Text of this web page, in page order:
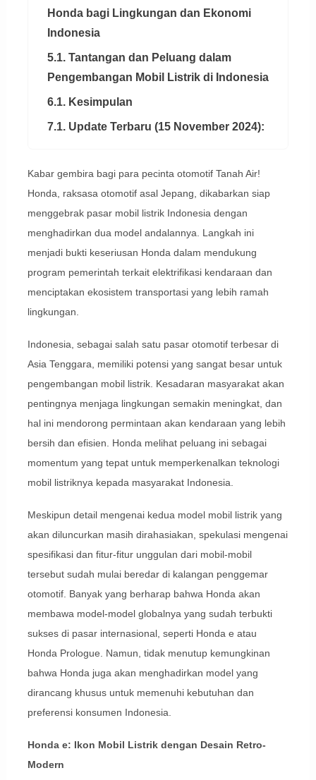
Honda bagi Lingkungan dan Ekonomi
Indonesia
5.1. Tantangan dan Peluang dalam
Pengembangan Mobil Listrik di Indonesia
6.1. Kesimpulan
7.1. Update Terbaru (15 November 2024):
Kabar gembira bagi para pecinta otomotif Tanah Air!
Honda, raksasa otomotif asal Jepang, dikabarkan siap
menggebrak pasar mobil listrik Indonesia dengan
menghadirkan dua model andalannya. Langkah ini
menjadi bukti keseriusan Honda dalam mendukung
program pemerintah terkait elektrifikasi kendaraan dan
menciptakan ekosistem transportasi yang lebih ramah
lingkungan.
Indonesia, sebagai salah satu pasar otomotif terbesar di
Asia Tenggara, memiliki potensi yang sangat besar untuk
pengembangan mobil listrik. Kesadaran masyarakat akan
pentingnya menjaga lingkungan semakin meningkat, dan
hal ini mendorong permintaan akan kendaraan yang lebih
bersih dan efisien. Honda melihat peluang ini sebagai
momentum yang tepat untuk memperkenalkan teknologi
mobil listriknya kepada masyarakat Indonesia.
Meskipun detail mengenai kedua model mobil listrik yang
akan diluncurkan masih dirahasiakan, spekulasi mengenai
spesifikasi dan fitur-fitur unggulan dari mobil-mobil
tersebut sudah mulai beredar di kalangan penggemar
otomotif. Banyak yang berharap bahwa Honda akan
membawa model-model globalnya yang sudah terbukti
sukses di pasar internasional, seperti Honda e atau
Honda Prologue. Namun, tidak menutup kemungkinan
bahwa Honda juga akan menghadirkan model yang
dirancang khusus untuk memenuhi kebutuhan dan
preferensi konsumen Indonesia.
Honda e: Ikon Mobil Listrik dengan Desain Retro-
Modern